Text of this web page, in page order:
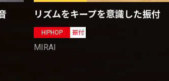
リズムをキープを意識した振付
HIPHOP 振付
MIRAI